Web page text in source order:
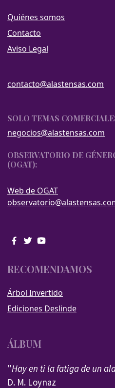
Quiénes somos
Contacto
Aviso Legal
contacto@alastensas.com
SOLO TEMAS
negocios@alastensas.com
OBSERVATORIO DE
(OGAT):
Web de OGAT
RECOMENDAMOS
Árbol Invertido
Ediciones Deslinde
ÁLBUM
"Hay en ti la fatiga de un
D. M. Loynaz